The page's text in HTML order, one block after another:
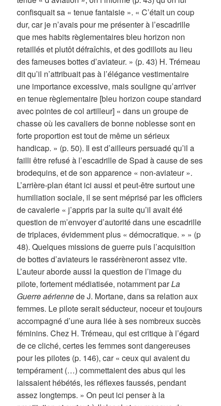
confisquait sa « tenue fantaisie ». « C’était un coup
dur, car je n’avais pour me présenter à l’escadrille
que mes habits règlementaires bleu horizon non
retaillés et plutôt défraîchis, et des godillots au lieu
des fameuses bottes d’aviateur. » (p. 43) H. Trémeau
dit qu’il n’attribuait pas à l’élégance vestimentaire
une importance excessive, mais souligne qu’arriver
en tenue règlementaire [bleu horizon coupe standard
avec pointes de col artilleur] « dans un groupe de
chasse où les cavaliers de bonne noblesse sont en
forte proportion est tout de même un sérieux
handicap. » (p. 50). Il est d’ailleurs persuadé qu’il a
failli être refusé à l’escadrille de Spad à cause de ses
brodequins, et de son apparence « non-aviateur ».
L’arrière-plan étant ici aussi et peut-être surtout une
humiliation sociale, il se sent méprisé par les officiers
de cavalerie « j’appris par la suite qu’il avait été
question de m’envoyer d’autorité dans une escadrille
de triplaces, évidemment plus « démocratique. » » (p
48). Quelques missions de guerre puis l’acquisition
de bottes d’aviateurs le rassérèneront assez vite.
L’auteur aborde aussi la question de l’image du
pilote, fortement médiatisée, notamment parLa
Guerre aériennede J. Mortane, dans sa relation aux
femmes. Le pilote serait séducteur, noceur et toujours
accompagné d’une aura liée à ses nombreux succès
féminins. Chez H. Trémeau, qui est critique à l’égard
de ce cliché, certes les femmes sont dangereuses
pour les pilotes (p. 146), car « ceux qui avaient du
tempérament (…) commettaient des abus qui les
laissaient hébétés, les réflexes faussés, pendant
assez longtemps. » On peut ici penser à la